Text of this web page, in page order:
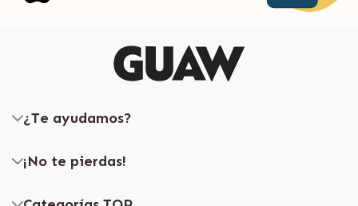
¿Te ayudamos?
¡No te pierdas!